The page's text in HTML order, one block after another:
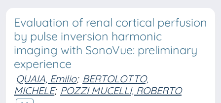
Evaluation of renal cortical perfusion
by pulse inversion harmonic
imaging with SonoVue: preliminary
experience
QUAIA, Emilio; BERTOLOTTO,
MICHELE; POZZI MUCELLI, ROBERTO